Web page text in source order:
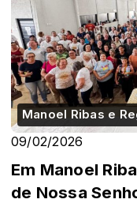
Manoel Ribas e
09/02/2026
Em Manoel
de Nossa